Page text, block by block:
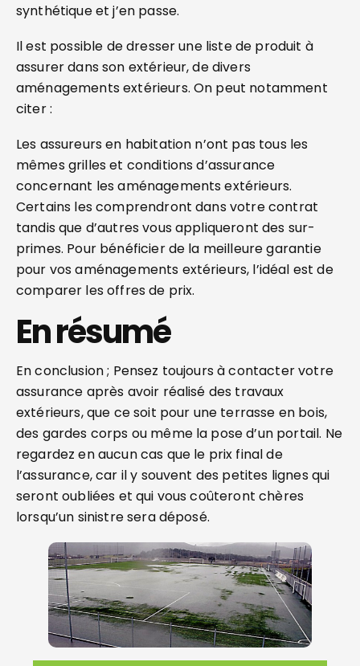
synthétique et j’en passe.
Il est possible de dresser une liste de produit à
assurer dans son extérieur, de divers
aménagements extérieurs. On peut notamment
citer :
Les assureurs en habitation n’ont pas tous les
mêmes grilles et conditions d’assurance
concernant les aménagements extérieurs.
Certains les comprendront dans votre contrat
tandis que d’autres vous appliqueront des sur-
primes. Pour bénéficier de la meilleure garantie
pour vos aménagements extérieurs, l’idéal est de
comparer les offres de prix.
En résumé
En conclusion ; Pensez toujours à contacter votre
assurance après avoir réalisé des travaux
extérieurs, que ce soit pour une terrasse en bois,
des gardes corps ou même la pose d’un portail. Ne
regardez en aucun cas que le prix final de
l’assurance, car il y souvent des petites lignes qui
seront oubliées et qui vous coûteront chères
lorsqu’un sinistre sera déposé.